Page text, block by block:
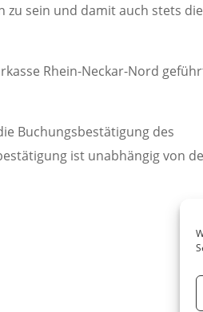
zu sein und damit auch stets die
Rhein-Neckar-Nord
Buchungsbestätigung des
ist unabhängig von